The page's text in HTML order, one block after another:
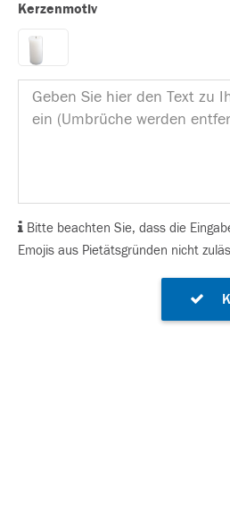
Kerzenmotiv
Bitte beachten Sie, dass die
Emojis aus Pietätsgründen nicht